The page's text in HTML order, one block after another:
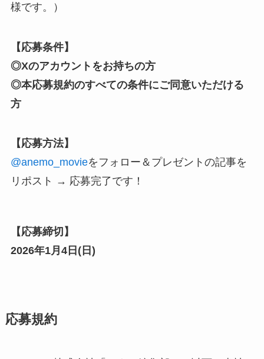
様です。）
【応募条件】
◎Xのアカウントをお持ちの方
◎本応募規約のすべての条件にご同意いただける
方
【応募方法】
@anemo_movieをフォロー ＆プレゼントの記事を
リポスト → 応募完了です！
【応募締切】
2026年1月 4日(日 )
応募規約